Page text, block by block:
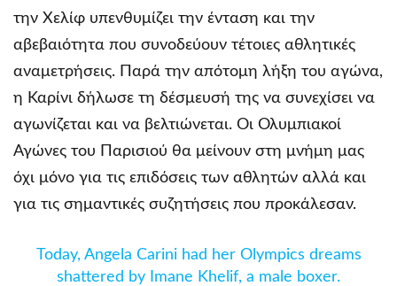
την Χελίφ υπενθυμίζει την ένταση και την
αβεβαιότητα που συνοδεύουν τέτοιες αθλητικές
αναμετρήσεις. Παρά την απότομη λήξη του αγώνα,
η Καρίνι δήλωσε τη δέσμευσή της να συνεχίσει να
αγωνίζεται και να βελτιώνεται. Οι Ολυμπιακοί
Αγώνες του Παρισιού θα μείνουν στη μνήμη μας
όχι μόνο για τις επιδόσεις των αθλητών αλλά και
για τις σημαντικές συζητήσεις που προκάλεσαν.
Today, Angela Carini had her Olympics dreams
shattered by Imane Khelif, a male boxer.